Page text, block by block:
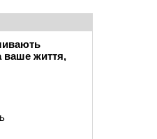
ваше життя,